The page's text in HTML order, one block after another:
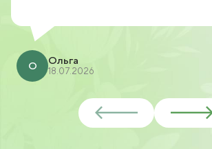
О Ольга
18.07.2026